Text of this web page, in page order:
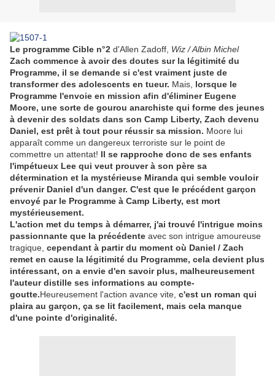
Le programme Cible n°2 d'Allen Zadoff, Wiz / Albin Michel
Zach commence à avoir des doutes sur la légitimité du
Programme, il se demande si c'est vraiment juste de
transformer des adolescents en tueur. Mais, lorsque le
Programme l'envoie en mission afin d'éliminer Eugene
Moore, une sorte de gourou anarchiste qui forme des jeunes
à devenir des soldats dans son Camp Liberty, Zach devenu
Daniel, est prêt à tout pour réussir sa mission. Moore lui
apparaît comme un dangereux terroriste sur le point de
commettre un attentat! Il se rapproche donc de ses enfants
l'impétueux Lee qui veut prouver à son père sa
détermination et la mystérieuse Miranda qui semble vouloir
prévenir Daniel d'un danger. C'est que le précédent garçon
envoyé par le Programme à Camp Liberty, est mort
mystérieusement.
L'action met du temps à démarrer, j'ai trouvé l'intrigue moins
passionnante que la précédente avec son intrigue amoureuse
tragique, cependant à partir du moment où Daniel / Zach
remet en cause la légitimité du Programme, cela devient plus
intéressant, on a envie d'en savoir plus, malheureusement
l'auteur distille ses informations au compte-
goutte.Heureusement l'action avance vite, c'est un roman qui
plaira au garçon, ça se lit facilement, mais cela manque
d'une pointe d'originalité.